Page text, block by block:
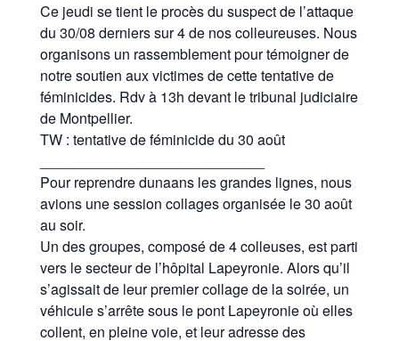
Ce jeudi se tient le procès du suspect de l’attaque
du 30/08 derniers sur 4 de nos colleureuses. Nous
organisons un rassemblement pour témoigner de
notre soutien aux victimes de cette tentative de
féminicides. Rdv à 13h devant le tribunal judiciaire
de Montpellier.
TW : tentative de féminicide du 30 août
Pour reprendre dunaans les grandes lignes, nous
avions une session collages organisée le 30 août
au soir.
Un des groupes, composé de 4 colleuses, est parti
vers le secteur de l’hôpital Lapeyronie. Alors qu’il
s’agissait de leur premier collage de la soirée, un
véhicule s’arrête sous le pont Lapeyronie où elles
collent, en pleine voie, et leur adresse des